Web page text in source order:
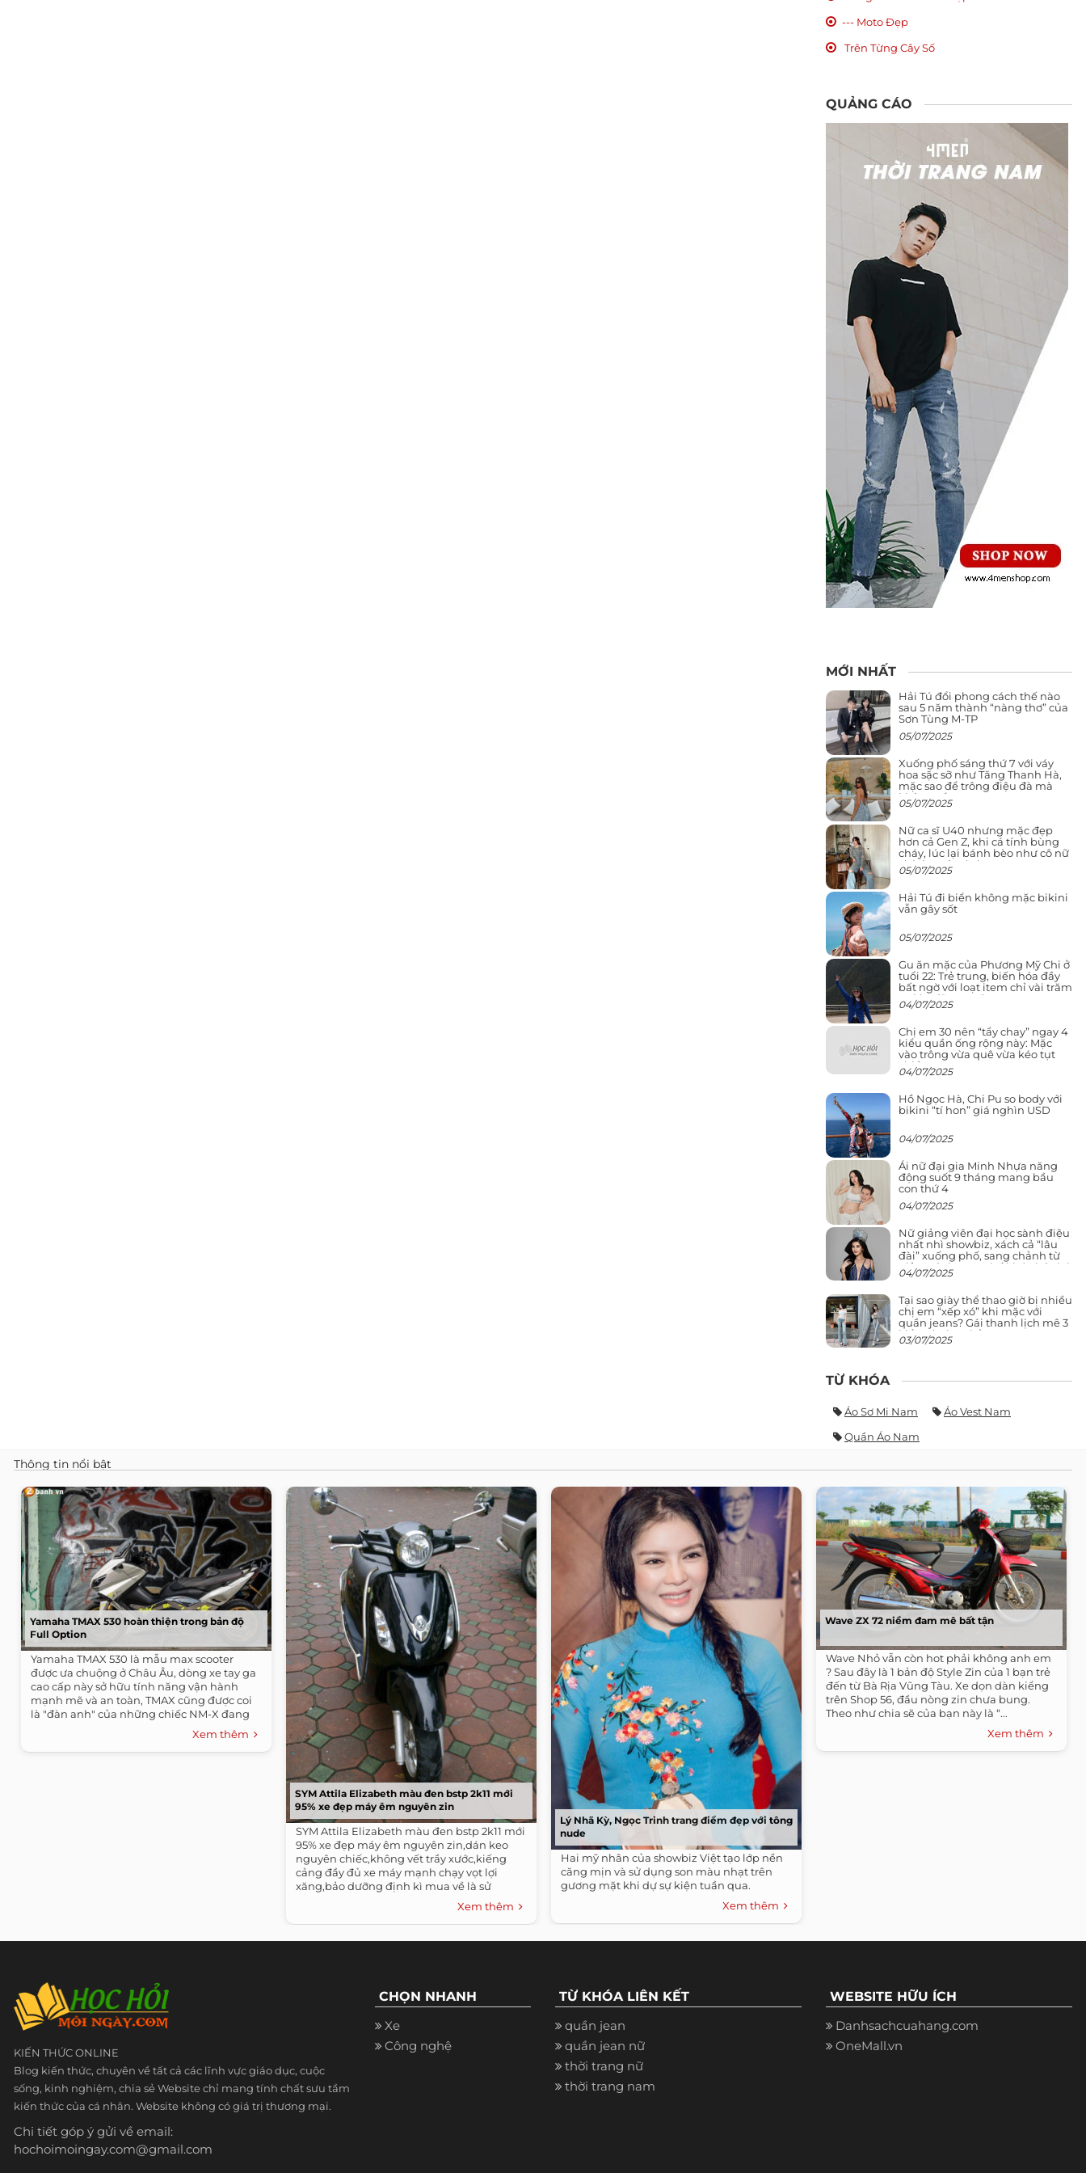
--- Moto Đẹp
Trên Từng Cây Số
QUẢNG CÁO
MỚI NHẤT
Hải Tú đổi phong cách thế nào
sau 5 năm thành “nàng thơ” của
Sơn Tùng M-TP
05/07/2025
Xuống phố sáng thứ 7 với váy
hoa sặc sỡ như Tăng Thanh Hà,
mặc sao để trông điệu đà mà
không sến
05/07/2025
Nữ ca sĩ U40 nhưng mặc đẹp
hơn cả Gen Z, khi cá tính bùng
cháy, lúc lại bánh bèo như cô nữ
chính ngôn tình
05/07/2025
Hải Tú đi biển không mặc bikini
vẫn gây sốt
05/07/2025
Gu ăn mặc của Phương Mỹ Chi ở
tuổi 22: Trẻ trung, biến hóa đầy
bất ngờ với loạt item chỉ vài trăm
nghìn đã mua được
04/07/2025
Chị em 30 nên “tẩy chay” ngay 4
kiểu quần ống rộng này: Mặc
vào trông vừa quê vừa kéo tụt
chiều cao
04/07/2025
Hồ Ngọc Hà, Chi Pu so body với
bikini “tí hon” giá nghìn USD
04/07/2025
Ái nữ đại gia Minh Nhựa năng
động suốt 9 tháng mang bầu
con thứ 4
04/07/2025
Nữ giảng viên đại học sành điệu
nhất nhì showbiz, xách cả “lâu
đài” xuống phố, sang chảnh từ
giảng đường ra phố khó ai đọ lại
04/07/2025
Tại sao giày thể thao giờ bị nhiều
chị em “xếp xó” khi mặc với
quần jeans? Gái thanh lịch mê 3
kiểu này hơn hẳn
03/07/2025
TỪ KHÓA
Áo Sơ Mi Nam
Áo Vest Nam
Quần Áo Nam
Thông tin nổi bật
Yamaha TMAX 530 hoàn thiện trong bản độ
Full Option
Yamaha TMAX 530 là mẫu max scooter
được ưa chuộng ở Châu Âu, dòng xe tay ga
cao cấp này sở hữu tính năng vận hành
mạnh mẽ và an toàn, TMAX cũng được coi
là "đàn anh" của những chiếc NM-X đang
Xem thêm
SYM Attila Elizabeth màu đen bstp 2k11 mới
95% xe đẹp máy êm nguyên zin
SYM Attila Elizabeth màu đen bstp 2k11 mới
95% xe đẹp máy êm nguyên zin,dán keo
nguyên chiếc,không vết trầy xước,kiếng
cảng đầy đủ xe máy mạnh chạy vọt lợi
xăng,bảo dưỡng định kì mua về là sử
Xem thêm
Lý Nhã Kỳ, Ngọc Trinh trang điểm đẹp với tông
nude
Hai mỹ nhân của showbiz Việt tạo lớp nền
căng mịn và sử dụng son màu nhạt trên
gương mặt khi dự sự kiện tuần qua.
Xem thêm
Wave ZX 72 niềm đam mê bất tận
Wave Nhỏ vẫn còn hot phải không anh em
? Sau đây là 1 bản độ Style Zin của 1 bạn trẻ
đến từ Bà Rịa Vũng Tàu. Xe dọn dàn kiểng
trên Shop 56, đầu nòng zin chưa bung.
Theo như chia sẽ của bạn này là “...
Xem thêm
KIẾN THỨC ONLINE
Blog kiến thức, chuyên về tất cả các lĩnh vực giáo dục, cuộc
sống, kinh nghiệm, chia sẻ Website chỉ mang tính chất sưu tầm
kiến thức của cá nhân. Website không có giá trị thương mại.
Chi tiết góp ý gửi về email:
hochoimoingay.com@gmail.com
CHỌN NHANH
Xe
Công nghệ
TỪ KHÓA LIÊN KẾT
quần jean
quần jean nữ
thời trang nữ
thời trang nam
WEBSITE HỮU ÍCH
Danhsachcuahang.com
OneMall.vn